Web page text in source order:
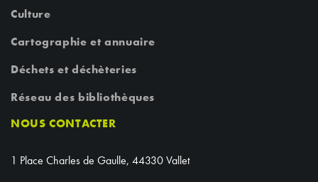
Culture
Cartographie et annuaire
Déchets et déchèteries
Réseau des bibliothèques
NOUS CONTACTER
1 Place Charles de Gaulle, 44330 Vallet